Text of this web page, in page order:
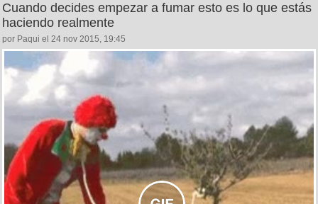
Cuando decides empezar a fumar esto es lo que estás
haciendo realmente
por Paqui el 24 nov 2015, 19:45